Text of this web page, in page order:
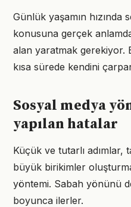
Günlük yaşamın hızında
konusuna gerçek
alan yaratmak gerekiyor.
kısa sürede kendini
Sosyal medya
yapılan hatalar
Küçük ve tutarlı adımlar,
büyük birikimler
yöntemi. Sabah yönünü
boyunca ilerler.